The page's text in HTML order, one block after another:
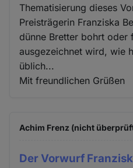
Thematisierung dieses
Preisträgerin Franziska
dünne Bretter bohrt oder
ausgezeichnet wird, wie
üblich...
Mit freundlichen Grüßen
Achim Frenz (nicht
Der Vorwurf